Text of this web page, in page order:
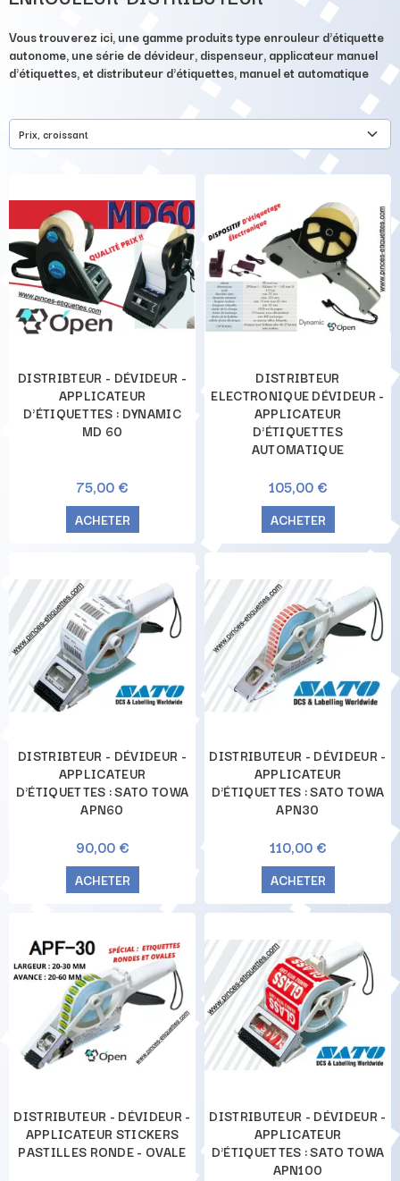
Vous trouverez ici, une gamme produits type enrouleur d'étiquette
autonome, une série de dévideur, dispenseur, applicateur manuel
d'étiquettes, et distributeur d'étiquettes, manuel et automatique
Prix, croissant
DISTRIBTEUR - DÉVIDEUR -
APPLICATEUR
D'ÉTIQUETTES : DYNAMIC
MD 60
75,00 €
ACHETER
DISTRIBTEUR
ELECTRONIQUE DÉVIDEUR -
APPLICATEUR
D'ÉTIQUETTES
AUTOMATIQUE
105,00 €
ACHETER
DISTRIBTEUR - DÉVIDEUR -
APPLICATEUR
D'ÉTIQUETTES : SATO TOWA
APN60
90,00 €
ACHETER
DISTRIBUTEUR - DÉVIDEUR -
APPLICATEUR
D'ÉTIQUETTES : SATO TOWA
APN30
110,00 €
ACHETER
DISTRIBUTEUR - DÉVIDEUR -
APPLICATEUR STICKERS
PASTILLES RONDE - OVALE
DISTRIBUTEUR - DÉVIDEUR -
APPLICATEUR
D'ÉTIQUETTES : SATO TOWA
APN100